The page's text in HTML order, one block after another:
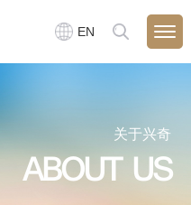
EN
关于兴奇
ABOUT US